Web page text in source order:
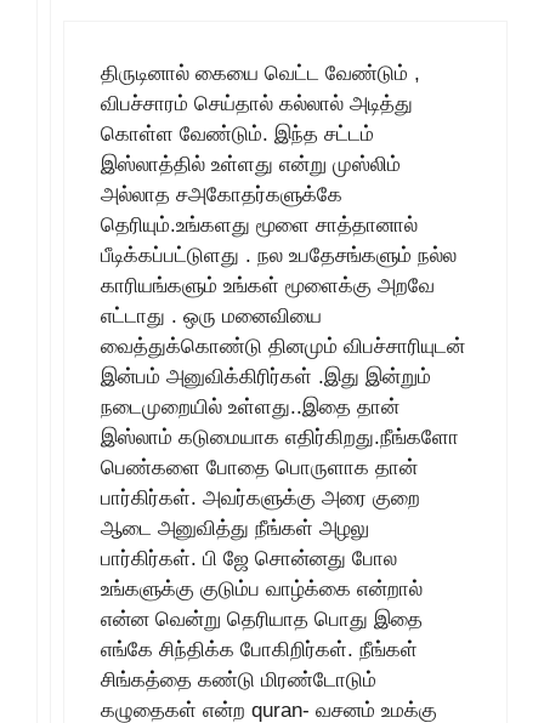
திருடினால் கையை வெட்ட வேண்டும் ,
விபச்சாரம் செய்தால் கல்லால் அடித்து
கொள்ள வேண்டும். இந்த சட்டம்
இஸ்லாத்தில் உள்ளது என்று முஸ்லிம்
அல்லாத சஅகோதர்களுக்கே
தெரியும்.உங்களது மூளை சாத்தானால்
பீடிக்கப்பட்டுளது . நல உபதேசங்களும் நல்ல
காரியங்களும் உங்கள் மூளைக்கு அறவே
எட்டாது . ஒரு மனைவியை
வைத்துக்கொண்டு தினமும் விபச்சாரியுடன்
இன்பம் அனுவிக்கிரிர்கள் .இது இன்றும்
நடைமுறையில் உள்ளது..இதை தான்
இஸ்லாம் கடுமையாக எதிர்கிறது.நீங்களோ
பெண்களை போதை பொருளாக தான்
பார்கிர்கள். அவர்களுக்கு அரை குறை
ஆடை அனுவித்து நீங்கள் அழலு
பார்கிர்கள். பி ஜே சொன்னது போல
உங்களுக்கு குடும்ப வாழ்க்கை என்றால்
என்ன வென்று தெரியாத பொது இதை
எங்கே சிந்திக்க போகிறிர்கள். நீங்கள்
சிங்கத்தை கண்டு மிரண்டோடும்
கழுதைகள் என்ற quran- வசனம் உமக்கு